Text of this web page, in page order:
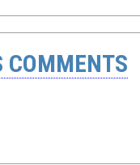
COMMENTS